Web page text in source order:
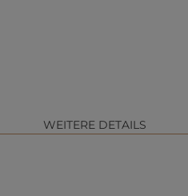
WEITERE DETAILS